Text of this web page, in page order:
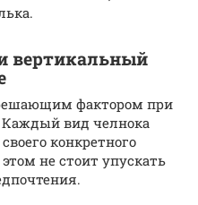
вертикальный
фактором при
вид челнока
конкретного
не стоит упускать